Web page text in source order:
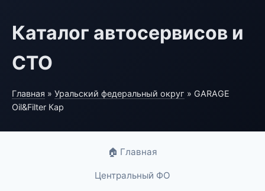
Каталог автосервисов и
СТО
Главная » Уральский федеральный округ » GARAGE
Oil&Filter Кар
🏠 Главная
Центральный ФО